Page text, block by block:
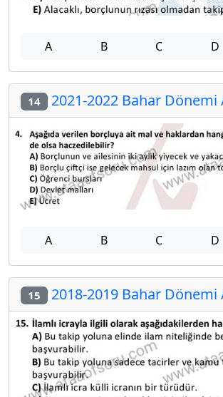
A B C D
14 2021-2022 Bahar Dönemi
A B C D
15 2018-2019 Bahar Dönemi